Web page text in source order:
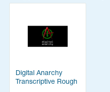
Digital Anarchy
Transcriptive Rough